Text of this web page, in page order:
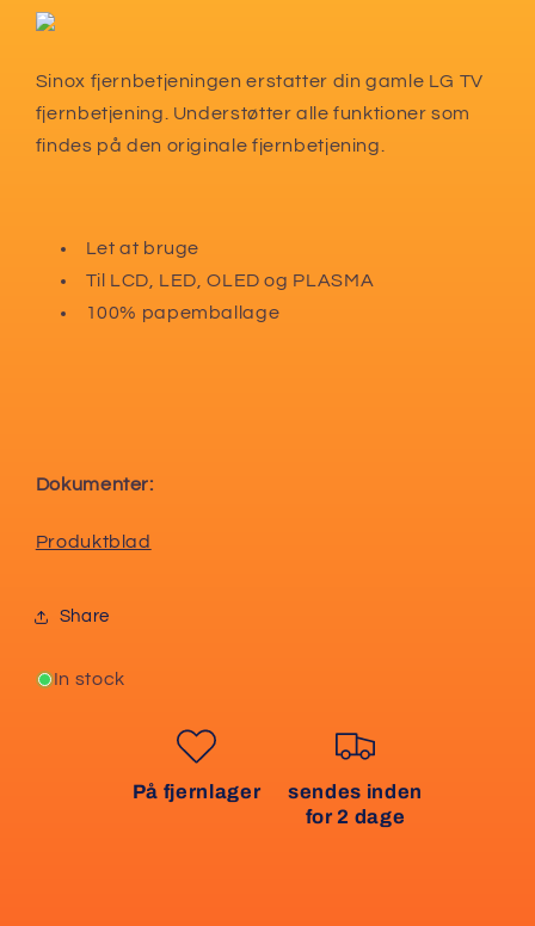
Sinox fjernbetjeningen erstatter din gamle LG TV
fjernbetjening. Understøtter alle funktioner som
findes på den originale fjernbetjening.
Let at bruge
Til LCD, LED, OLED og PLASMA
100% papemballage
Dokumenter:
Produktblad
Share
In stock
På fjernlager
sendes inden
for 2 dage